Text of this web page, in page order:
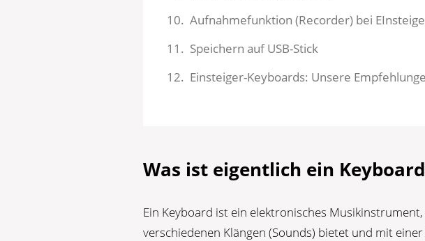
Aufnahmefunktion (Recorder) bei
Speichern auf USB-Stick
Einsteiger-Keyboards: Unsere
Was ist eigentlich ein
Ein Keyboard ist ein elektronisches
verschiedenen Klängen (Sounds) bietet und mit